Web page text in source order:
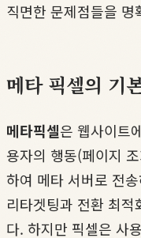
직면한 문제점들을
메타 픽셀의 기
메타픽셀은 웹사이트
용자의 행동(페이지
하여 메타 서버로 전
리타겟팅과 전환 최
다. 하지만 픽셀은 사